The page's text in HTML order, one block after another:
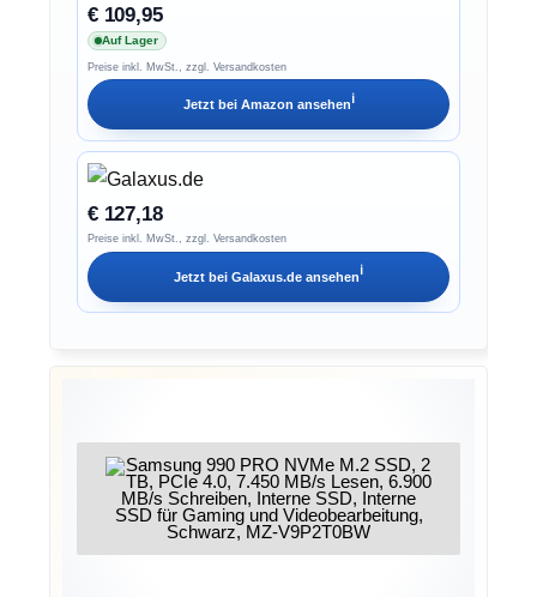
€ 109,95
Auf Lager
Preise inkl. MwSt., zzgl. Versandkosten
Jetzt bei Amazon ansehenℹ︎
€ 127,18
Preise inkl. MwSt., zzgl. Versandkosten
Jetzt bei Galaxus.de ansehenℹ︎